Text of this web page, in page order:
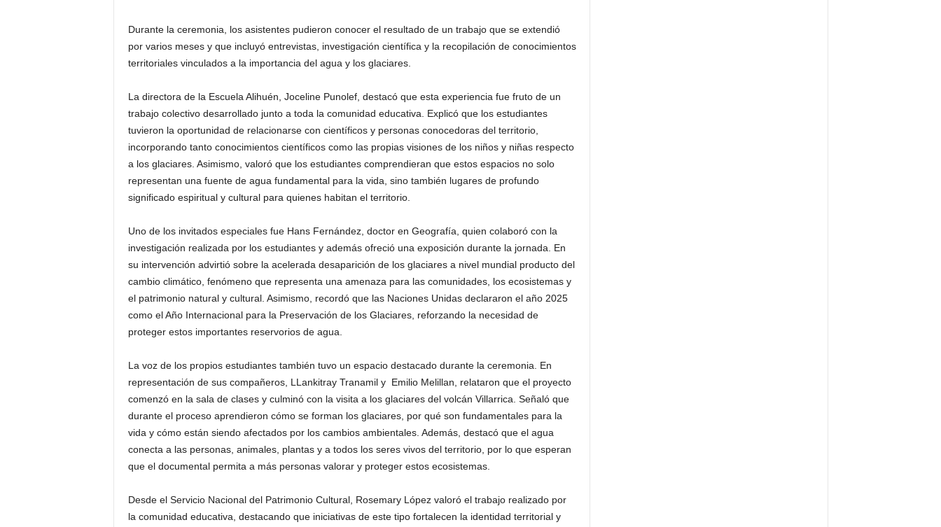
Durante la ceremonia, los asistentes pudieron conocer el resultado de un trabajo que se extendió
por varios meses y que incluyó entrevistas, investigación científica y la recopilación de conocimientos
territoriales vinculados a la importancia del agua y los glaciares.
La directora de la Escuela Alihuén, Joceline Punolef, destacó que esta experiencia fue fruto de un
trabajo colectivo desarrollado junto a toda la comunidad educativa. Explicó que los estudiantes
tuvieron la oportunidad de relacionarse con científicos y personas conocedoras del territorio,
incorporando tanto conocimientos científicos como las propias visiones de los niños y niñas respecto
a los glaciares. Asimismo, valoró que los estudiantes comprendieran que estos espacios no solo
representan una fuente de agua fundamental para la vida, sino también lugares de profundo
significado espiritual y cultural para quienes habitan el territorio.
Uno de los invitados especiales fue Hans Fernández, doctor en Geografía, quien colaboró con la
investigación realizada por los estudiantes y además ofreció una exposición durante la jornada. En
su intervención advirtió sobre la acelerada desaparición de los glaciares a nivel mundial producto del
cambio climático, fenómeno que representa una amenaza para las comunidades, los ecosistemas y
el patrimonio natural y cultural. Asimismo, recordó que las Naciones Unidas declararon el año 2025
como el Año Internacional para la Preservación de los Glaciares, reforzando la necesidad de
proteger estos importantes reservorios de agua.
La voz de los propios estudiantes también tuvo un espacio destacado durante la ceremonia. En
representación de sus compañeros, LLankitray Tranamil y Emilio Melillan, relataron que el proyecto
comenzó en la sala de clases y culminó con la visita a los glaciares del volcán Villarrica. Señaló que
durante el proceso aprendieron cómo se forman los glaciares, por qué son fundamentales para la
vida y cómo están siendo afectados por los cambios ambientales. Además, destacó que el agua
conecta a las personas, animales, plantas y a todos los seres vivos del territorio, por lo que esperan
que el documental permita a más personas valorar y proteger estos ecosistemas.
Desde el Servicio Nacional del Patrimonio Cultural, Rosemary López valoró el trabajo realizado por
la comunidad educativa, destacando que iniciativas de este tipo fortalecen la identidad territorial y